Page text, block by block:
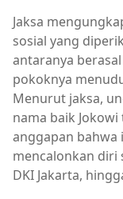
Jaksa
sosial yang
antaranya
pokoknya
Menurut jaksa,
nama baik
anggapan bahwa
mencalonkan diri
DKI Jakarta,